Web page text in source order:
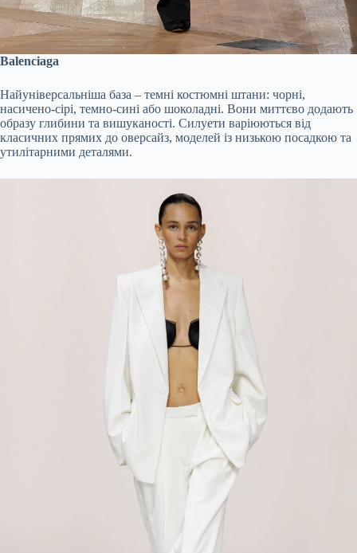
Balenciaga
Найуніверсальніша база – темні костюмні штани: чорні,
насичено-сірі, темно-сині або шоколадні. Вони миттєво додають
образу глибини та вишуканості. Силуети варіюються від
класичних прямих до оверсайз, моделей із низькою посадкою та
утилітарними деталями.